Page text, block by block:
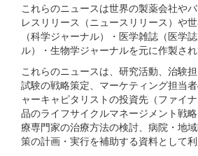
これらのニュースは世界の製薬会社や
レスリリース（ニュースリリース）や
（科学ジャーナル）・医学雑誌（医学
ル）・生物学ジャーナルを元に作製され
これらのニュースは、研究活動、治験
試験の戦略策定、マーケティング担当
ャーキャピタリストの投資先（ファイ
品のライフサイクルマネージメント戦
療専門家の治療方法の検討、病院・地
策の計画・実行を補助する資料として利